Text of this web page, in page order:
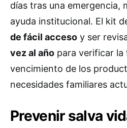
días tras una emergencia,
ayuda institucional. El kit
de fácil acceso y ser
vez al año para verificar la
vencimiento de los
necesidades familiares
Prevenir salva